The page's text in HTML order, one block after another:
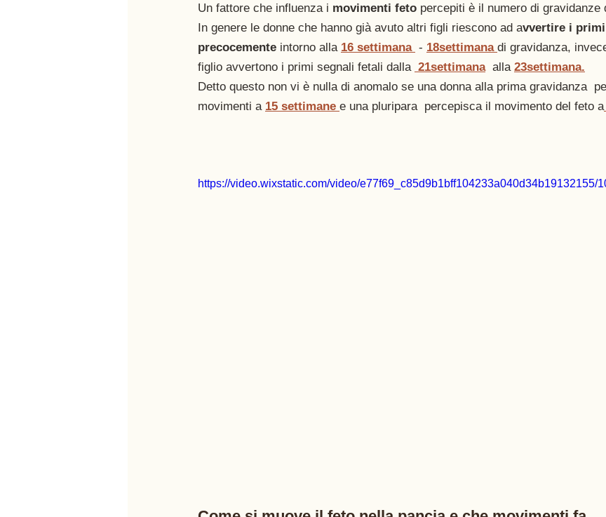
Un fattore che influenza i movimenti feto percepiti è il numero di gravidanze
In genere le donne che hanno già avuto altri figli riescono ad avvertire i
precocemente intorno alla 16 settimana - 18settimana di gravidanza,
figlio avvertono i primi segnali fetali dalla 21settimana alla 23settimana.
Detto questo non vi è nulla di anomalo se una donna alla prima gravidanza
movimenti a 15 settimane e una pluripara  percepisca il movimento del feto a
https://video.wixstatic.com/video/e77f69_c85d9b1bff104233a040d34b19132155/